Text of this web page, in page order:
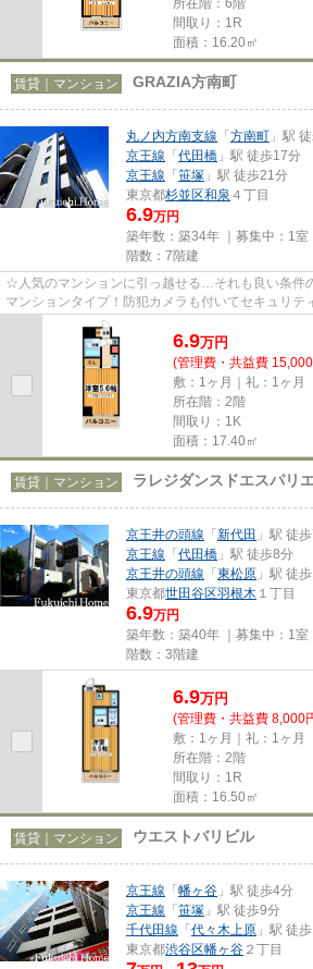
間取り：1R
面積：16.20㎡
賃貸｜マンション GRAZIA方南町
丸ノ内方南支線 「方南町 」駅
京王線 「代田橋 」駅 徒歩17分
京王線 「笹塚 」駅 徒歩21分
東京都杉並区和泉 ４丁目
6.9万円
築年数：築34年 ｜募集中： 1室
階数：7階建
☆人気のマンションに引っ越せる…それも良い条件
マンションタイプ！防犯カメラも付いてセキュリテ
の他にもマンションタイプだから...
6.9万円
(管理費・共益費
敷：1ヶ月｜礼：1ヶ月
所在階：2階
間取り：1K
面積：17.40㎡
賃貸｜マンション ラレジダンスドエスパリ
京王井の頭線 「新代田 」駅 徒
京王線 「代田橋 」駅 徒歩8分
京王井の頭線 「東松原 」駅 徒
東京都世田谷区羽根木 １丁目
6.9万円
築年数：築40年 ｜募集中： 1室
階数：3階建
6.9万円
(管理費・共益費 8,000
敷：1ヶ月｜礼：1ヶ月
所在階：2階
間取り：1R
面積：16.50㎡
賃貸｜マンション ウエストバリビル
京王線 「幡ヶ谷 」駅 徒歩4分
京王線 「笹塚 」駅 徒歩9分
千代田線 「代々木上原 」駅 徒
東京都渋谷区幡ヶ谷 ２丁目